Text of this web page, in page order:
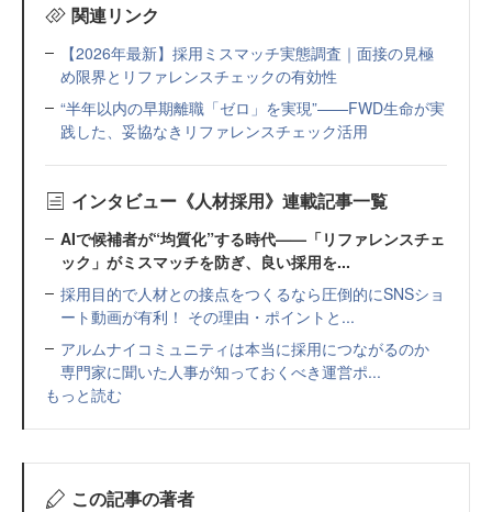
関連リンク
【2026年最新】採用ミスマッチ実態調査｜面接の見極
め限界とリファレンスチェックの有効性
“半年以内の早期離職「ゼロ」を実現”——FWD生命が実
践した、妥協なきリファレンスチェック活用
インタビュー《人材採用》連載記事一覧
AIで候補者が“均質化”する時代——「リファレンスチェ
ック」がミスマッチを防ぎ、良い採用を...
採用目的で人材との接点をつくるなら圧倒的にSNSショ
ート動画が有利！ その理由・ポイントと...
アルムナイコミュニティは本当に採用につながるのか
専門家に聞いた人事が知っておくべき運営ポ...
もっと読む
この記事の著者